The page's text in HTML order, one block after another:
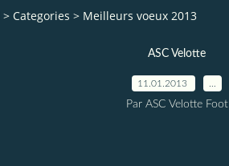
> Categories > Meilleurs voeux 2013
ASC Velotte
11.01.2013
Par ASC Velotte Foot